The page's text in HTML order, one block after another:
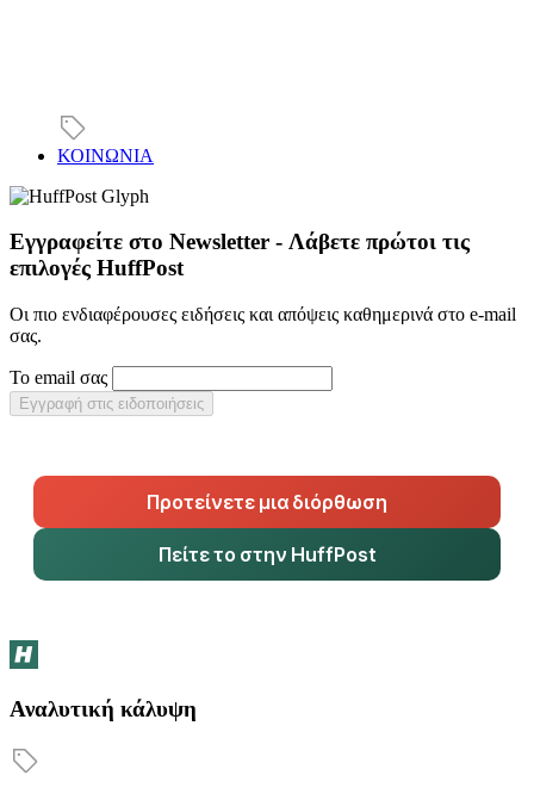
ΚΟΙΝΩΝΙΑ
Εγγραφείτε στο Newsletter - Λάβετε πρώτοι τις
επιλογές HuffPost
Οι πιο ενδιαφέρουσες ειδήσεις και απόψεις καθημερινά στο e-mail
σας.
Το email σας
Εγγραφή στις ειδοποιήσεις
Προτείνετε μια διόρθωση
Πείτε το στην HuffPost
Αναλυτική κάλυψη